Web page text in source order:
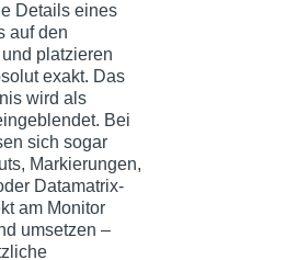
Details eines
auf den
platzieren
exakt. Das
wird als
Bei
sich sogar
Markierungen,
Datamatrix-
am Monitor
umsetzen –